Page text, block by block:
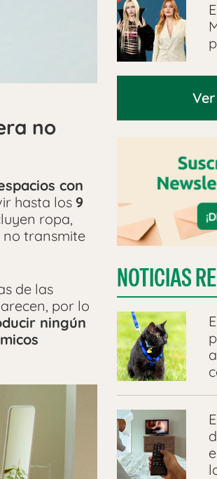
no
con
hasta los 9
ropa,
no transmite
de las
por lo
ningún
NOTICIAS